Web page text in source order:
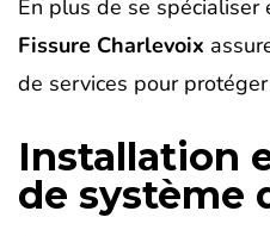
En plus de se spécialiser
Fissure Charlevoix
de services pour
Installation
de système